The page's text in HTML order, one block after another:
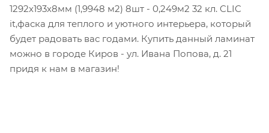
1292х193х8мм (1,9948 м2) 8шт - 0,249м2 32 кл. CLIC
it,фаска для теплого и уютного интерьера, который
будет радовать вас годами. Купить данный ламинат
можно в городе Киров - ул. Ивана Попова, д. 21
придя к нам в магазин!